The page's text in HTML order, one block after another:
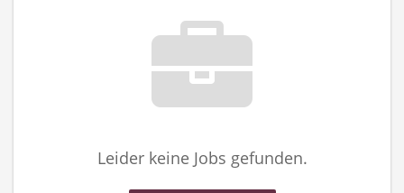
Leider keine Jobs gefunden.